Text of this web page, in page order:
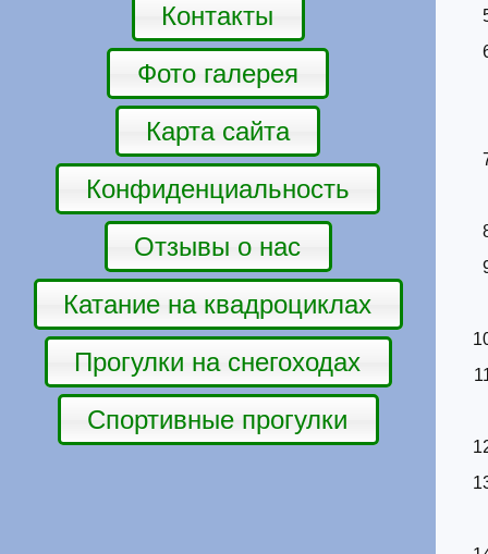
Контакты
Фото галерея
Карта сайта
Конфиденциальность
Отзывы о нас
Катание на квадроциклах
Прогулки на снегоходах
Спортивные прогулки